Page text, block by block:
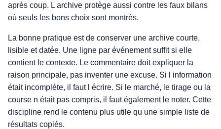
après coup. L archive protège aussi contre les faux bilans
où seuls les bons choix sont montrés.
La bonne pratique est de conserver une archive courte,
lisible et datée. Une ligne par événement suffit si elle
contient le contexte. Le commentaire doit expliquer la
raison principale, pas inventer une excuse. Si l information
était incomplète, il faut l écrire. Si le marché, le tirage ou la
course n était pas compris, il faut également le noter. Cette
discipline rend le contenu plus utile qu une simple liste de
résultats copiés.